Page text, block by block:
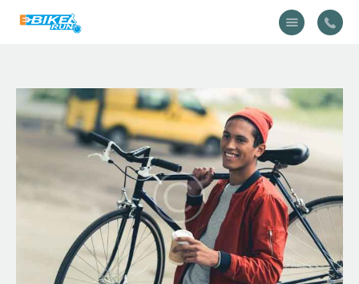
Accueil
Vélo
Équipement
A propos
Actualités
Contactez-nous